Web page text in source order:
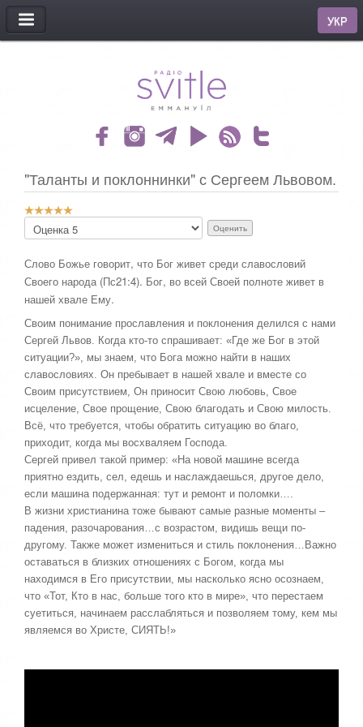
МЕНЮ
УКР
"Таланты и поклоннинки" с Сергеем Львовом.
Р
й
т
н
г
:
5
/
5
о
а
л
у
с
т
а
,
о
ц
е
н
и
т
е
Слово Божье говорит, что Бог живет среди славословий
Своего народа (Пс21:4). Бог, во всей Своей полноте живет в
нашей хвале Ему.
Своим понимание прославления и поклонения делился с нами
Сергей Львов. Когда кто-то спрашивает: «Где же Бог в этой
ситуации?», мы знаем, что Бога можно найти в наших
славословиях. Он пребывает в нашей хвале и вместе со
Своим присутствием, Он приносит Свою любовь, Свое
исцеление, Свое прощение, Свою благодать и Свою милость.
Всё, что требуется, чтобы обратить ситуацию во благо,
приходит, когда мы восхваляем Господа.
Сергей привел такой пример: «На новой машине всегда
приятно ездить, сел, едешь и наслаждаешься, другое дело,
если машина подержанная: тут и ремонт и поломки….
В жизни христианина тоже бывают самые разные моменты –
падения, разочарования…с возрастом, видишь вещи по-
другому. Также может измениться и стиль поклонения…Важно
оставаться в близких отношениях с Богом, когда мы
находимся в Его присутствии, мы насколько ясно осознаем,
что «Тот, Кто в нас, больше того кто в мире», что перестаем
суетиться, начинаем расслабляться и позволяем тому, кем мы
являемся во Христе, СИЯТЬ!»